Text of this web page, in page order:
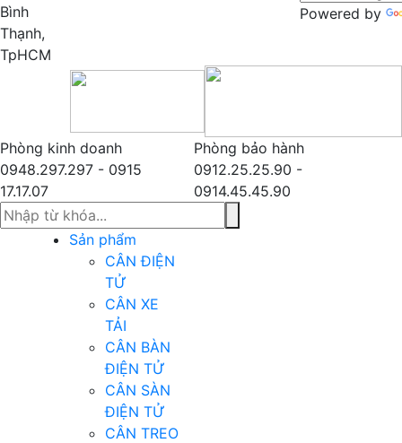
Bình
Thạnh,
TpHCM
Powered by
Phòng kinh doanh
0948.297.297 - 0915
17.17.07
Phòng bảo hành
0912.25.25.90 -
0914.45.45.90
Sản phẩm
CÂN ĐIỆN
TỬ
CÂN XE
TẢI
CÂN BÀN
ĐIỆN TỬ
CÂN SÀN
ĐIỆN TỬ
CÂN TREO